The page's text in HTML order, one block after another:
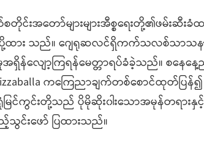
စတိုင်းအတော်များများအီစ္စရေးတို့၏ဖမ်း
ပို့ထား သည်။ ဂျေရုဆလင်ရှိကက်သလစ်သာသ
ရှိန်လျော့ကြရန်မေတ္တာရပ်ခံခဲ့သည်။ စနေ
ကကြေညာချက်တစ်စောင်ထုတ်ပြန်
င်ကွင်းတို့သည် ပိုမိုဆိုး၀ါးသောအမုန်တရားနှင့်
င်းဖော် ပြထားသည်။